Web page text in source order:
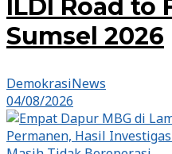
ILDI Road to
Sumsel 2026
DemokrasiNews
04/08/2026